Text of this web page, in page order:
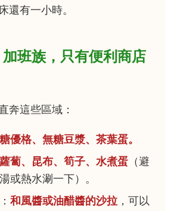
還有一小時。
班族，只有便利商店
奔這些區域：
優格、無糖豆漿、茶葉蛋。
蔔、昆布、筍子、水煮蛋 （避
或熱水涮一下）。
和風醬或油醋醬的沙拉 ，可以